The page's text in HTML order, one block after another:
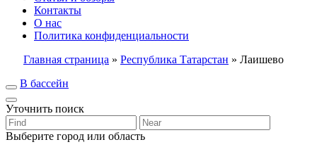
Контакты
О нас
Политика конфиденциальности
Главная страница » Республика Татарстан » Лаишево
В бассейн
Уточнить поиск
Выберите город или область